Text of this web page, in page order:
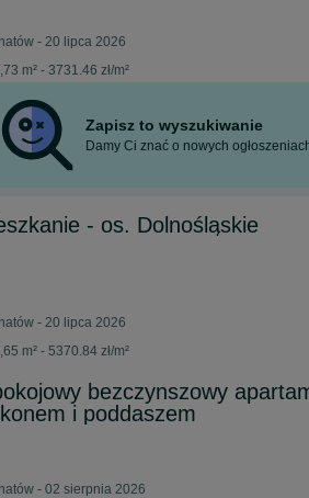
- 20 lipca 2026
m² - 3731.46 zł/m²
Zapisz to wyszukiwanie
Damy Ci znać o nowych
- os. Dolnośląskie
- 20 lipca 2026
m² - 5370.84 zł/m²
bezczynszowy
i poddaszem
- 02 sierpnia 2026